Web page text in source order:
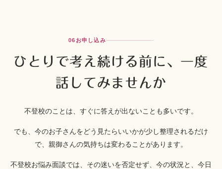
06 お申し込み
ひとりで考え続ける前に、一度
話してみませんか
不登校のことは、すぐに答えが出ないことも多いです。
でも、今のお子さんをどう見たらいいかが少し整理されるだけ
で、親御さんの気持ちは変わることがあります。
不登校お悩み面談では、その迷いを否定せず、今の状況と、今日